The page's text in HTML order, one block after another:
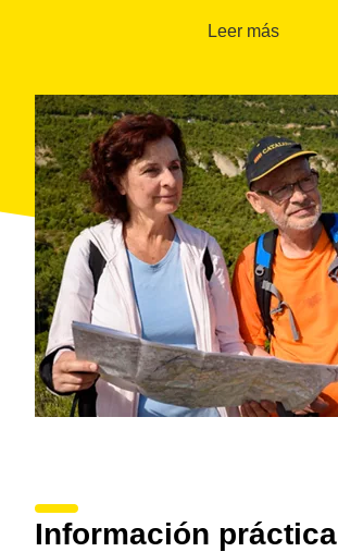
Leer más
Información práctica